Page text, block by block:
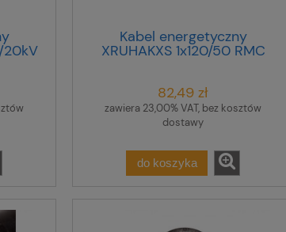
20kV
Kabel energetyczny
XRUHAKXS 1x120/50 RMC
82,49 zł
zawiera 23,00% VAT, bez kosztów
dostawy
do koszyka